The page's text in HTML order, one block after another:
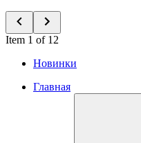
Item 1 of 12
Новинки
Главная